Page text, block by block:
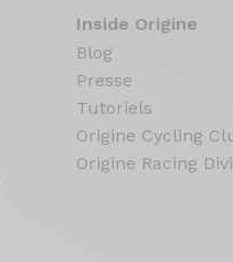
Inside Origine
Blog
Presse
Tutoriels
Origine Cycling
Origine Racing